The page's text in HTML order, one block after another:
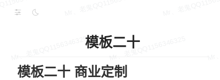
模板二十
模板二十 商业定制